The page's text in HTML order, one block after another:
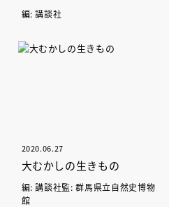
編: 講談社
2020.06.27
大むかしの生きもの
編: 講談社監: 群馬県立自然史博物
館